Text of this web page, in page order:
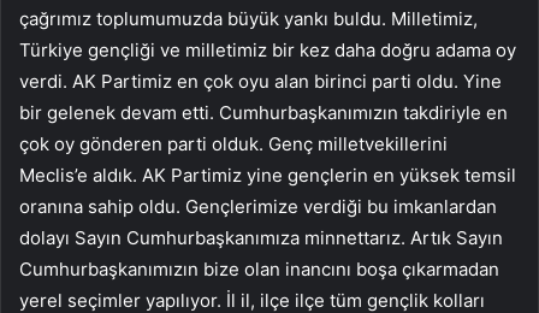
çağrımız toplumumuzda büyük yankı buldu. Milletimiz,
Türkiye gençliği ve milletimiz bir kez daha doğru adama oy
verdi. AK Partimiz en çok oyu alan birinci parti oldu. Yine
bir gelenek devam etti. Cumhurbaşkanımızın takdiriyle en
çok oy gönderen parti olduk. Genç milletvekillerini
Meclis’e aldık. AK Partimiz yine gençlerin en yüksek temsil
oranına sahip oldu. Gençlerimize verdiği bu imkanlardan
dolayı Sayın Cumhurbaşkanımıza minnettarız. Artık Sayın
Cumhurbaşkanımızın bize olan inancını boşa çıkarmadan
yerel seçimler yapılıyor. İl il, ilçe ilçe tüm gençlik kolları